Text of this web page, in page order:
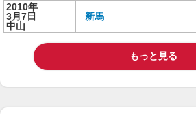
2010年
3月7日
中山
新馬
もっと見る